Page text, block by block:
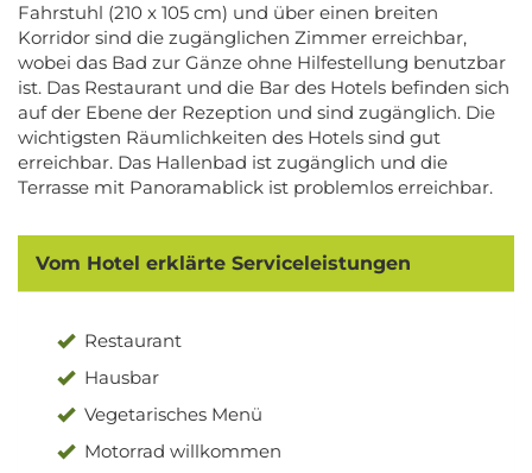
Fahrstuhl (210 x 105 cm) und über einen breiten
Korridor sind die zugänglichen Zimmer erreichbar,
wobei das Bad zur Gänze ohne Hilfestellung benutzbar
ist. Das Restaurant und die Bar des Hotels befinden sich
auf der Ebene der Rezeption und sind zugänglich. Die
wichtigsten Räumlichkeiten des Hotels sind gut
erreichbar. Das Hallenbad ist zugänglich und die
Terrasse mit Panoramablick ist problemlos erreichbar.
Vom Hotel erklärte Serviceleistungen
Restaurant
Hausbar
Vegetarisches Menü
Motorrad willkommen